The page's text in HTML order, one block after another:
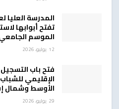
المدرسة العليا
تفتح أبوابها
الموسم الجامعي 2026-
12 يوليو، 2026
فتح باب
الإقليمي
الأوسط وشمال
29 يوليو، 2026